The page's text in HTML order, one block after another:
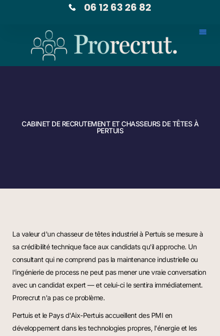
06 12 63 26 82
CABINET DE RECRUTEMENT ET CHASSEURS DE TÊTES À
PERTUIS
La valeur d'un chasseur de têtes industriel à Pertuis se mesure à
sa crédibilité technique face aux candidats qu'il approche. Un
consultant qui ne comprend pas la maintenance industrielle ou
l'ingénierie de process ne peut pas mener une vraie conversation
avec un candidat expert — et celui-ci le sentira immédiatement.
Prorecrut n'a pas ce problème.
Pertuis et le Pays d'Aix-Pertuis accueillent des PMI en
développement dans les technologies propres, l'énergie et les